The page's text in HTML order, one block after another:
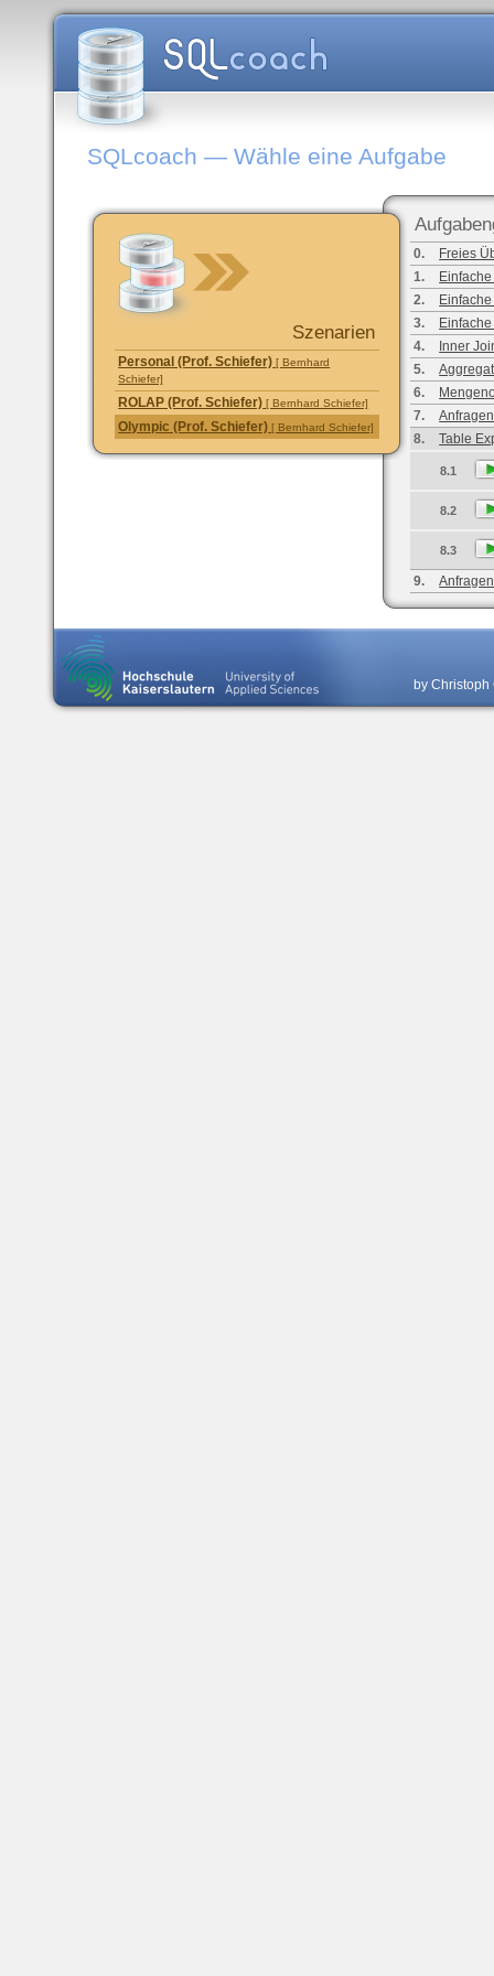
SQLcoach — Wähle eine Aufgabe
0.
Freies
1.
2.
3.
4.
Inner
5.
6.
7.
8.
Table
8.1
8.2
8.3
9.
Szenarien
Personal (Prof. Schiefer) [ Bernhard
Schiefer]
ROLAP (Prof. Schiefer) [ Bernhard Schiefer]
Olympic (Prof. Schiefer) [ Bernhard Schiefer]
by